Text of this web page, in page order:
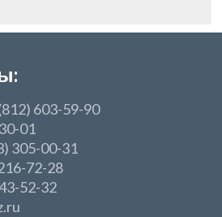
603-59-90
01
305-00-31
72-28
52-32